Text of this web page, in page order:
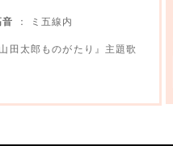
音
： ミ五線内
田太郎ものがたり』主題歌